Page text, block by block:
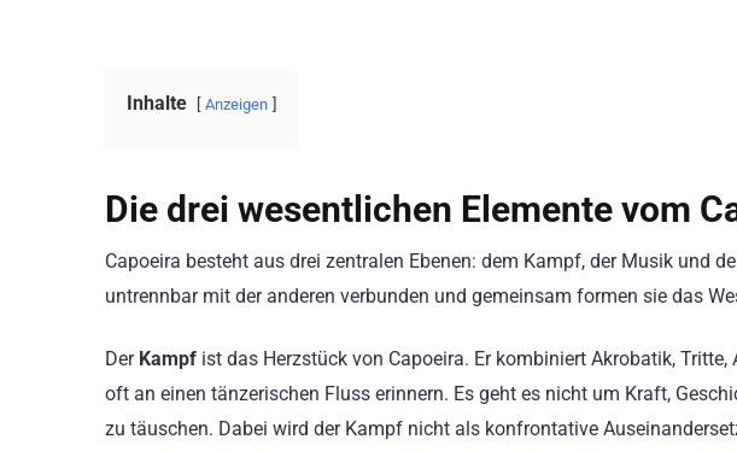
Inhalte Anzeigen
Die drei wesentlichen Elemente vom
Capoeira besteht aus drei zentralen Ebenen: dem Kampf, der Musik und
untrennbar mit der anderen verbunden und gemeinsam formen sie das
Der Kampf ist das Herzstück von Capoeira. Er kombiniert Akrobatik,
oft an einen tänzerischen Fluss erinnern. Es geht es nicht um Kraft,
zu täuschen. Dabei wird der Kampf nicht als konfrontative